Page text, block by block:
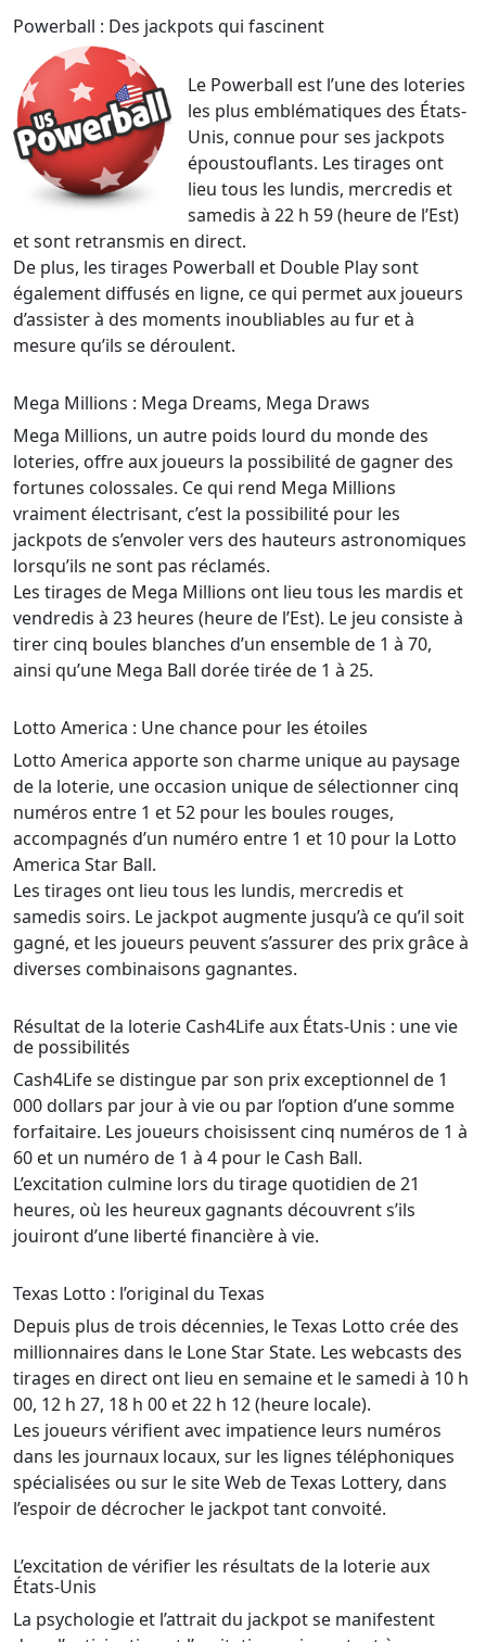
Powerball : Des jackpots qui fascinent
Le Powerball est l’une des loteries
les plus emblématiques des États-
Unis, connue pour ses jackpots
époustouflants. Les tirages ont
lieu tous les lundis, mercredis et
samedis à 22 h 59 (heure de l’Est)
et sont retransmis en direct.
De plus, les tirages Powerball et Double Play sont
également diffusés en ligne, ce qui permet aux joueurs
d’assister à des moments inoubliables au fur et à
mesure qu’ils se déroulent.
Mega Millions : Mega Dreams, Mega Draws
Mega Millions, un autre poids lourd du monde des
loteries, offre aux joueurs la possibilité de gagner des
fortunes colossales. Ce qui rend Mega Millions
vraiment électrisant, c’est la possibilité pour les
jackpots de s’envoler vers des hauteurs astronomiques
lorsqu’ils ne sont pas réclamés.
Les tirages de Mega Millions ont lieu tous les mardis et
vendredis à 23 heures (heure de l’Est). Le jeu consiste à
tirer cinq boules blanches d’un ensemble de 1 à 70,
ainsi qu’une Mega Ball dorée tirée de 1 à 25.
Lotto America : Une chance pour les étoiles
Lotto America apporte son charme unique au paysage
de la loterie, une occasion unique de sélectionner cinq
numéros entre 1 et 52 pour les boules rouges,
accompagnés d’un numéro entre 1 et 10 pour la Lotto
America Star Ball.
Les tirages ont lieu tous les lundis, mercredis et
samedis soirs. Le jackpot augmente jusqu’à ce qu’il soit
gagné, et les joueurs peuvent s’assurer des prix grâce à
diverses combinaisons gagnantes.
Résultat de la loterie Cash4Life aux États-Unis : une vie
de possibilités
Cash4Life se distingue par son prix exceptionnel de 1
000 dollars par jour à vie ou par l’option d’une somme
forfaitaire. Les joueurs choisissent cinq numéros de 1 à
60 et un numéro de 1 à 4 pour le Cash Ball.
L’excitation culmine lors du tirage quotidien de 21
heures, où les heureux gagnants découvrent s’ils
jouiront d’une liberté financière à vie.
Texas Lotto : l’original du Texas
Depuis plus de trois décennies, le Texas Lotto crée des
millionnaires dans le Lone Star State. Les webcasts des
tirages en direct ont lieu en semaine et le samedi à 10 h
00, 12 h 27, 18 h 00 et 22 h 12 (heure locale).
Les joueurs vérifient avec impatience leurs numéros
dans les journaux locaux, sur les lignes téléphoniques
spécialisées ou sur le site Web de Texas Lottery, dans
l’espoir de décrocher le jackpot tant convoité.
L’excitation de vérifier les résultats de la loterie aux
États-Unis
La psychologie et l’attrait du jackpot se manifestent